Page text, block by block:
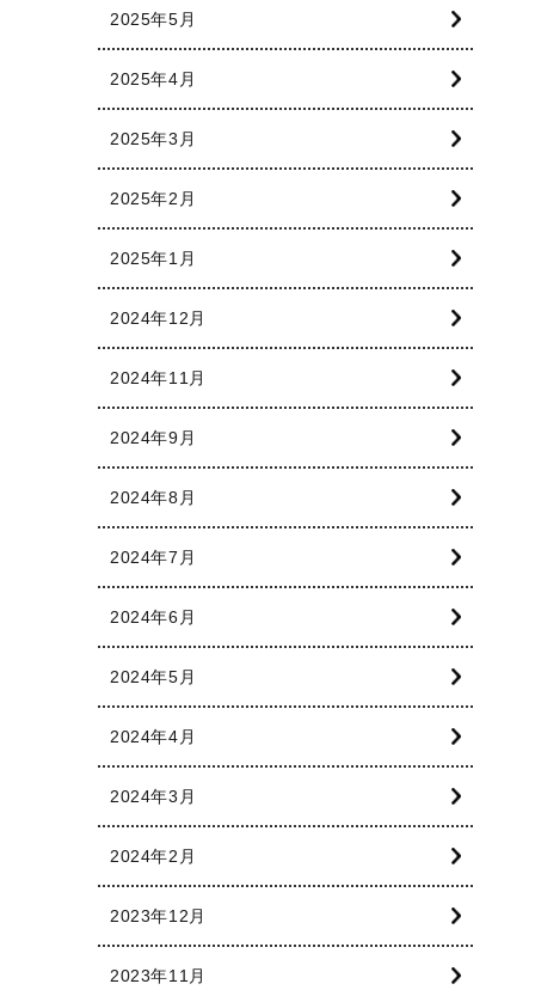
2025年5月
2025年4月
2025年3月
2025年2月
2025年1月
2024年12月
2024年11月
2024年9月
2024年8月
2024年7月
2024年6月
2024年5月
2024年4月
2024年3月
2024年2月
2023年12月
2023年11月